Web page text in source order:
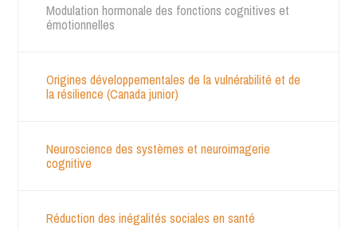
Modulation hormonale des fonctions cognitives et
émotionnelles
Origines développementales de la vulnérabilité et de
la résilience (Canada junior)
Neuroscience des systèmes et neuroimagerie
cognitive
Réduction des inégalités sociales en santé